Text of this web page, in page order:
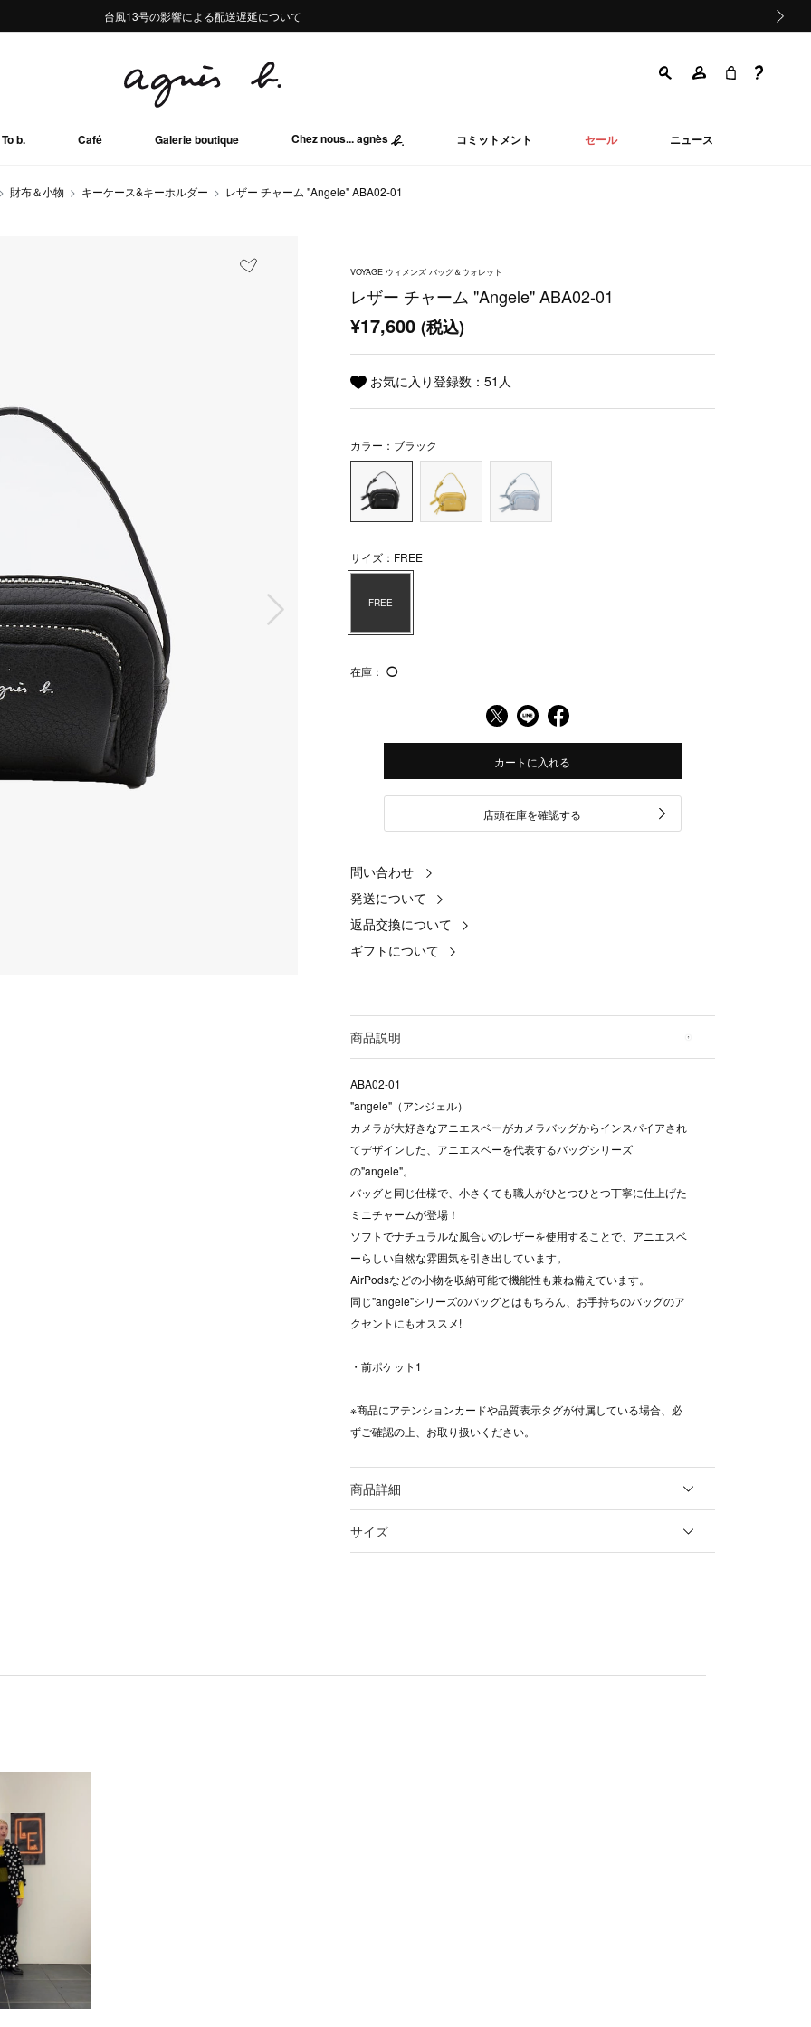
熊本地域地震の影響による配送遅延について
Summer Sale 2buy10%OFF!!
台風13号の影響による配送遅延について
熊本地域地震の影響による配送遅延について
Summer Sale 2buy10%OFF!!
To b. Café Galerie boutique Chez nous... agnès コミットメント セール ニュース
財布＆小物 キーケース&キーホルダー レザー チャーム "Angele" ABA02-01
VOYAGE ウィメンズ バッグ＆ウォレット
レザー チャーム "Angele" ABA02-01
¥17,600(税込)
お気に入り登録数：51 人
カラー：ブラック
サイズ：FREE
FREE
在庫： ◯
カートに入れる
店頭在庫を確認する
問い合わせ
発送について
返品交換について
ギフトについて
商品説明
ABA02-01
"angele"（アンジェル）
カメラが大好きなアニエスベーがカメラバッグからインスパイアされ
てデザインした、アニエスベーを代表するバッグシリーズ
の"angele"。
バッグと同じ仕様で、小さくても職人がひとつひとつ丁寧に仕上げた
ミニチャームが登場！
ソフトでナチュラルな風合いのレザーを使用することで、アニエスベ
ーらしい自然な雰囲気を引き出しています。
AirPodsなどの小物を収納可能で機能性も兼ね備えています。
同じ"angele"シリーズのバッグとはもちろん、お手持ちのバッグのア
クセントにもオススメ!
・前ポケット1
※商品にアテンションカードや品質表示タグが付属している場合、必
ずご確認の上、お取り扱いください。
商品詳細
サイズ